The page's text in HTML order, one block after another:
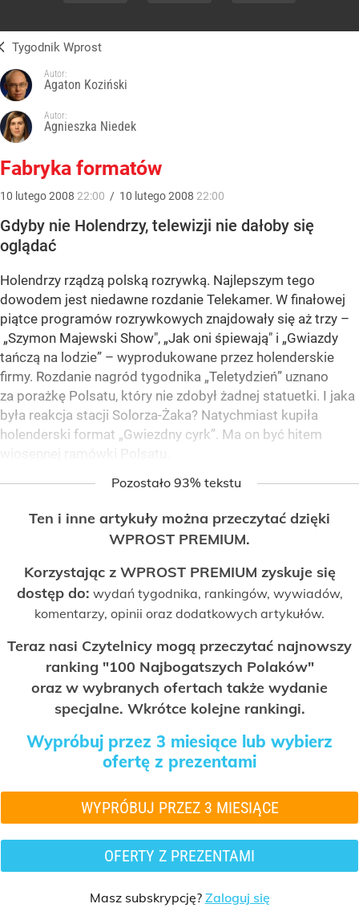
Tygodnik Wprost
Autor:
Agaton Koziński
Autor:
Agnieszka Niedek
Fabryka formatów
10 lutego2008 22:00 / 10 lutego2008 22:00
Gdyby nie Holendrzy, telewizji nie dałoby się
oglądać
Holendrzy rządzą polską rozrywką. Najlepszym tego
dowodem jest niedawne rozdanie Telekamer. W finałowej
piątce programów rozrywkowych znajdowały się aż trzy –
„Szymon Majewski Show", „Jak oni śpiewają" i „Gwiazdy
tańczą na lodzie” – wyprodukowane przez holenderskie
firmy. Rozdanie nagród tygodnika „Teletydzień” uznano
za porażkę Polsatu, który nie zdobył żadnej statuetki. I jaka
była reakcja stacji Solorza-Żaka? Natychmiast kupiła
holenderski format „Gwiezdny cyrk”. Ma on być hitem
wiosennej ramówki Polsatu.
Pozostało 93% tekstu
Ten i inne artykuły można przeczytać dzięki
WPROST PREMIUM.
Korzystając z WPROST PREMIUM zyskuje się
dostęp do: wydań tygodnika, rankingów, wywiadów,
komentarzy, opinii oraz dodatkowych artykułów.
Teraz nasi Czytelnicy mogą przeczytać najnowszy
ranking "100 Najbogatszych Polaków"
oraz w wybranych ofertach także wydanie
specjalne. Wkrótce kolejne rankingi.
Wypróbuj przez 3 miesiące lub wybierz
ofertę z prezentami
WYPRÓBUJ PRZEZ 3 MIESIĄCE
OFERTY Z PREZENTAMI
Masz subskrypcję? Zaloguj się